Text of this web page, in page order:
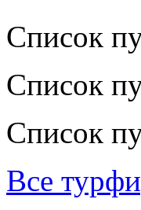
Список
Список
Список
Все